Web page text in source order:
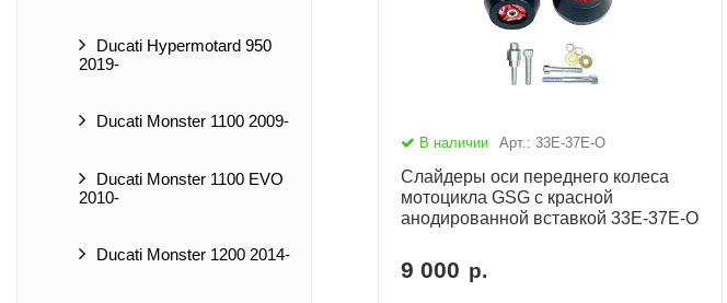
Ducati Hypermotard 950
2019-
Ducati Monster 1100 2009-
Ducati Monster 1100 EVO
2010-
Ducati Monster 1200 2014-
В наличии Арт.: 33E-37E-O
Слайдеры оси переднего колеса
мотоцикла GSG с красной
анодированной вставкой 33E-37E-O
9 000 р.